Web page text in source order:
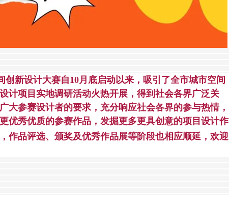
创新设计大赛自10月底启动以来，吸引了全市城市空间
计项目实地调研活动火热开展，得到社会各界广泛关
大参赛设计者的要求，充分响应社会各界的参与热情，
优秀优质的参赛作品，发掘更多更具创意的项目设计作
，作品评选、颁奖及优秀作品展等阶段也相应顺延，欢迎